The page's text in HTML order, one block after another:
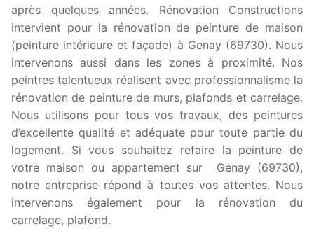
après quelques années. Rénovation Constructions
intervient pour la rénovation de peinture de maison
(peinture intérieure et façade) à Genay (69730). Nous
intervenons aussi dans les zones à proximité. Nos
peintres talentueux réalisent avec professionnalisme la
rénovation de peinture de murs, plafonds et carrelage.
Nous utilisons pour tous vos travaux, des peintures
d’excellente qualité et adéquate pour toute partie du
logement. Si vous souhaitez refaire la peinture de
votre maison ou appartement sur Genay (69730),
notre entreprise répond à toutes vos attentes. Nous
intervenons également pour la rénovation du
carrelage, plafond.